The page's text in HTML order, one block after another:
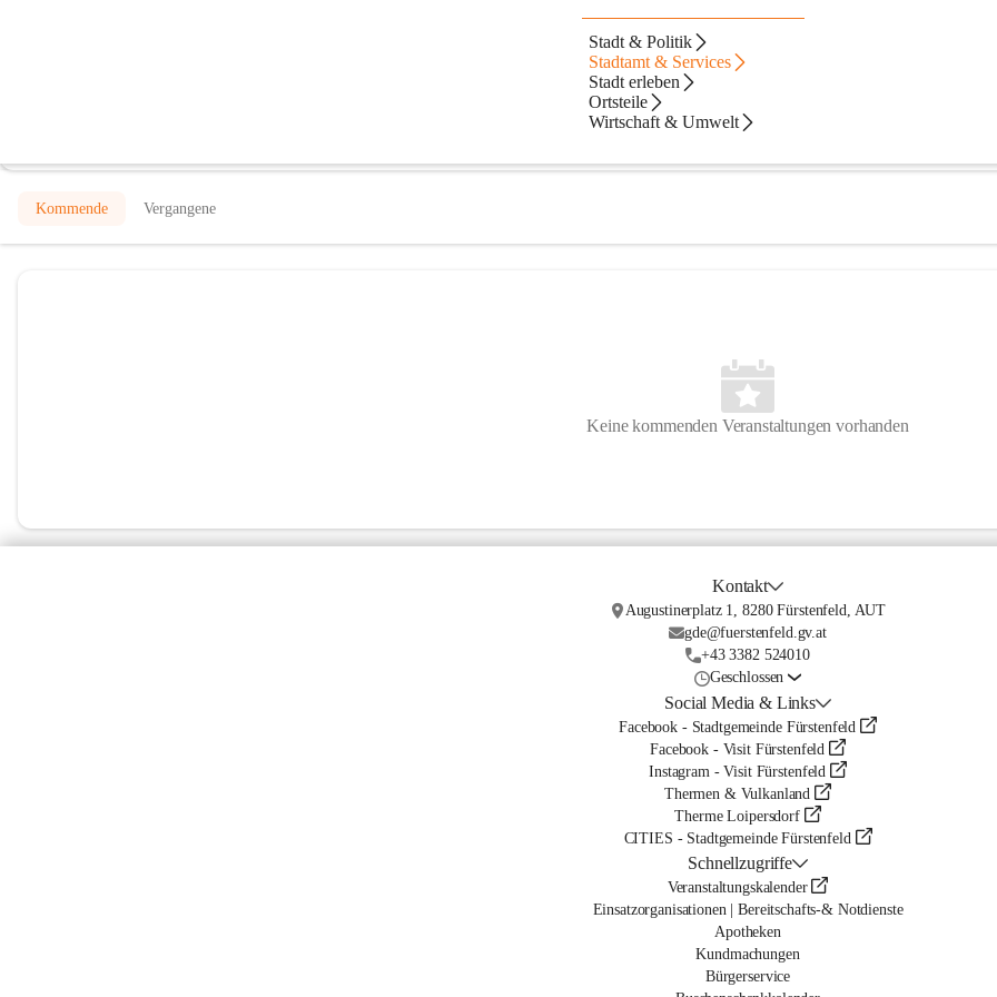
Stadt & Politik
Stadtamt & Services
Stadt erleben
Ortsteile
Wirtschaft & Umwelt
Kommende Vergangene
Keine kommenden Veranstaltungen vorhanden
Kontakt
Augustinerplatz 1, 8280 Fürstenfeld, AUT
gde@fuerstenfeld.gv.at
+43 3382 524010
Geschlossen
Social Media & Links
Facebook - Stadtgemeinde Fürstenfeld
Facebook - Visit Fürstenfeld
Instagram - Visit Fürstenfeld
Thermen & Vulkanland
Therme Loipersdorf
CITIES - Stadtgemeinde Fürstenfeld
Schnellzugriffe
Veranstaltungskalender
Einsatzorganisationen | Bereitschafts-& Notdienste
Apotheken
Kundmachungen
Bürgerservice